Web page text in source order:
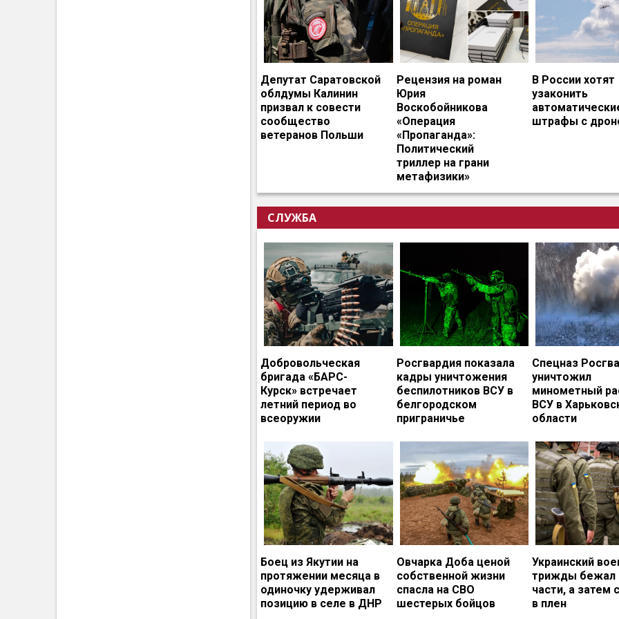
Депутат Саратовской
облдумы Калинин
призвал к совести
сообщество
ветеранов Польши
Рецензия на роман
Юрия
Воскобойникова
«Операция
«Пропаганда»:
Политический
триллер на грани
метафизики»
В России хотят
узаконить
штрафы с
СЛУЖБА
Добровольческая
бригада «БАРС-
Курск» встречает
летний период во
всеоружии
Росгвардия показала
кадры уничтожения
беспилотников ВСУ в
белгородском
приграничье
Спецназ
уничтожил
минометный
ВСУ в
области
Боец из Якутии на
протяжении месяца в
одиночку удерживал
позицию в селе в ДНР
Овчарка Доба ценой
собственной жизни
спасла на СВО
шестерых бойцов
Украинский
трижды бежал
части, а затем
в плен